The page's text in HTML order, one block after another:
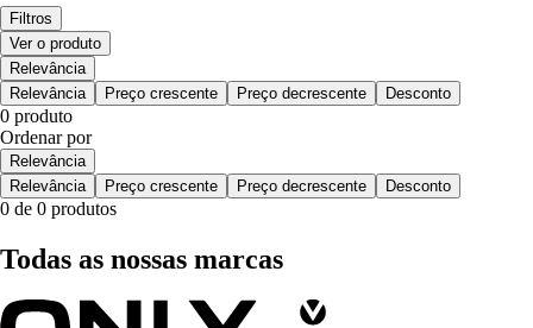
Filtros
Ver o produto
Relevância
Relevância
Preço crescente Preço decrescente Desconto
0 produto
Ordenar por
Relevância
Relevância
Preço crescente Preço decrescente Desconto
0 de 0 produtos
Todas as nossas marcas